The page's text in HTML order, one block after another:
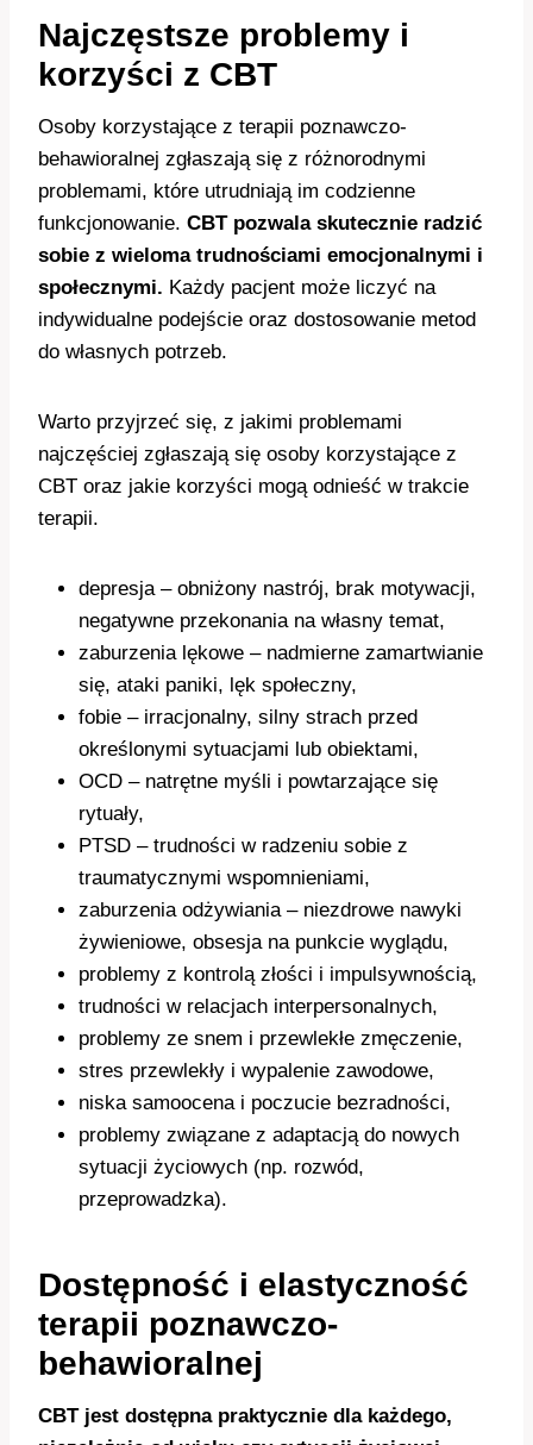
Najczęstsze problemy i
korzyści z CBT
Osoby korzystające z terapii poznawczo-
behawioralnej zgłaszają się z różnorodnymi
problemami, które utrudniają im codzienne
funkcjonowanie. CBT pozwala skutecznie radzić
sobie z wieloma trudnościami emocjonalnymi i
społecznymi. Każdy pacjent może liczyć na
indywidualne podejście oraz dostosowanie metod
do własnych potrzeb.
Warto przyjrzeć się, z jakimi problemami
najczęściej zgłaszają się osoby korzystające z
CBT oraz jakie korzyści mogą odnieść w trakcie
terapii.
depresja – obniżony nastrój, brak motywacji,
negatywne przekonania na własny temat,
zaburzenia lękowe – nadmierne zamartwianie
się, ataki paniki, lęk społeczny,
fobie – irracjonalny, silny strach przed
określonymi sytuacjami lub obiektami,
OCD – natrętne myśli i powtarzające się
rytuały,
PTSD – trudności w radzeniu sobie z
traumatycznymi wspomnieniami,
zaburzenia odżywiania – niezdrowe nawyki
żywieniowe, obsesja na punkcie wyglądu,
problemy z kontrolą złości i impulsywnością,
trudności w relacjach interpersonalnych,
problemy ze snem i przewlekłe zmęczenie,
stres przewlekły i wypalenie zawodowe,
niska samoocena i poczucie bezradności,
problemy związane z adaptacją do nowych
sytuacji życiowych (np. rozwód,
przeprowadzka).
Dostępność i elastyczność
terapii poznawczo-
behawioralnej
CBT jest dostępna praktycznie dla każdego,